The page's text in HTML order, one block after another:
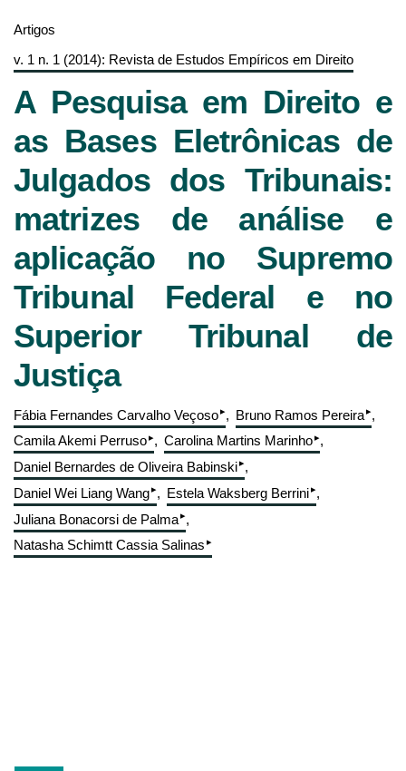
Artigos
v. 1 n. 1 (2014): Revista de Estudos Empíricos em Direito
A Pesquisa em Direito e
as Bases Eletrônicas de
Julgados dos Tribunais:
matrizes de análise e
aplicação no Supremo
Tribunal Federal e no
Superior Tribunal de
Justiça
Fábia Fernandes Carvalho Veçoso▸ Bruno Ramos Pereira▸
Camila Akemi Perruso▸ Carolina Martins Marinho▸
Daniel Bernardes de Oliveira Babinski▸
Daniel Wei Liang Wang▸ Estela Waksberg Berrini▸
Juliana Bonacorsi de Palma▸
Natasha Schimtt Cassia Salinas ▸